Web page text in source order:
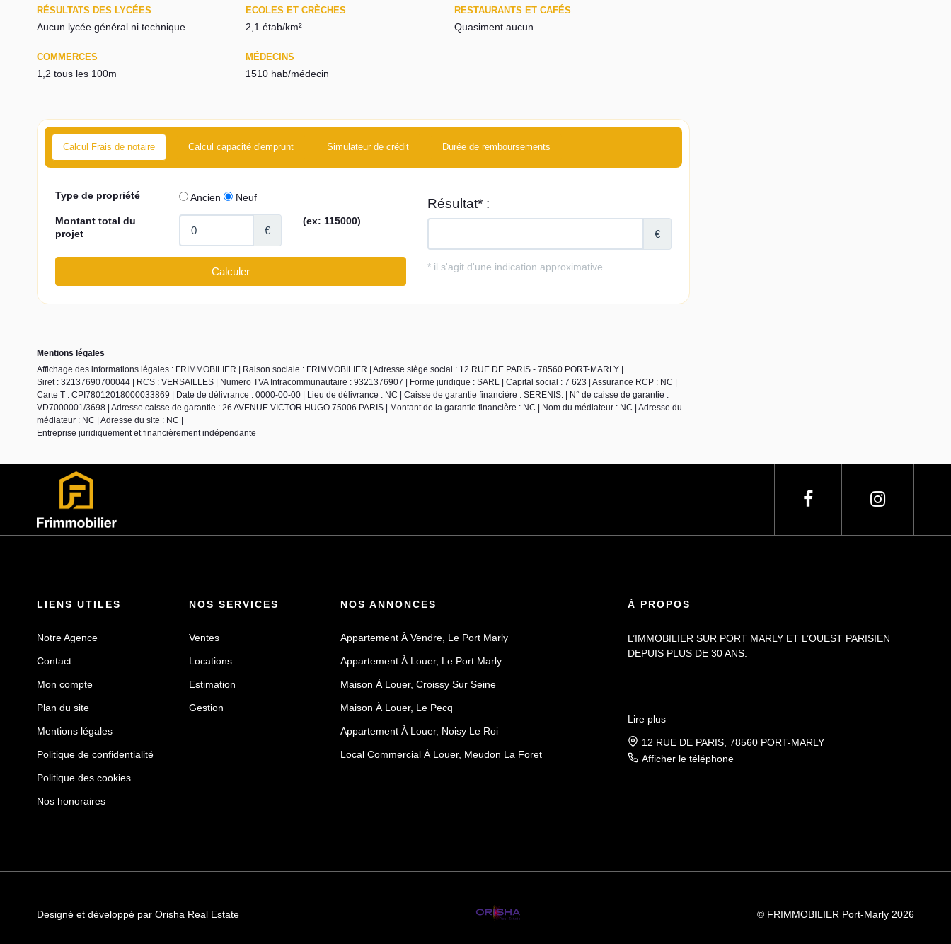
RÉSULTATS DES LYCÉES
Aucun lycée général ni technique
ECOLES ET CRÈCHES
2,1 étab/km²
RESTAURANTS ET CAFÉS
Quasiment aucun
COMMERCES
1,2 tous les 100m
MÉDECINS
1510 hab/médecin
Calcul Frais de notaire Calcul capacité d'emprunt Simulateur de crédit Durée de remboursements
Mentions légales
Affichage des informations légales : FRIMMOBILIER | Raison sociale : FRIMMOBILIER | Adresse siège social : 12 RUE DE PARIS - 78560 PORT-MARLY |
Siret : 32137690700044 | RCS : VERSAILLES | Numero TVA Intracommunautaire : 9321376907 | Forme juridique : SARL | Capital social : 7 623 | Assurance RCP : NC |
Carte T : CPI78012018000033869 | Date de délivrance : 0000-00-00 | Lieu de délivrance : NC | Caisse de garantie financière : SERENIS. | N° de caisse de garantie :
VD7000001/3698 | Adresse caisse de garantie : 26 AVENUE VICTOR HUGO 75006 PARIS | Montant de la garantie financière : NC | Nom du médiateur : NC | Adresse du
médiateur : NC | Adresse du site : NC |
Entreprise juridiquement et financièrement indépendante
LIENS UTILES
Notre Agence
Contact
Mon compte
Plan du site
Mentions légales
Politique de confidentialité
Politique des cookies
Nos honoraires
NOS SERVICES
Ventes
Locations
Estimation
Gestion
NOS ANNONCES
Appartement À Vendre, Le Port Marly
Appartement À Louer, Le Port Marly
Maison À Louer, Croissy Sur Seine
Maison À Louer, Le Pecq
Appartement À Louer, Noisy Le Roi
Local Commercial À Louer, Meudon La Foret
À PROPOS
L’IMMOBILIER SUR PORT MARLY ET L’OUEST PARISIEN
DEPUIS PLUS DE 30 ANS.
Lire plus
12 RUE DE PARIS, 78560 PORT-MARLY
Afficher le téléphone
Designé et développé par Orisha Real Estate © FRIMMOBILIER Port-Marly 2026